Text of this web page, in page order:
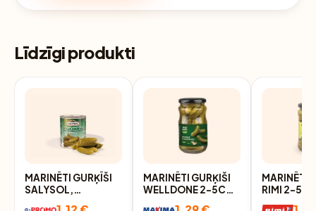
Līdzīgi produkti
MARINĒTI GURĶĪŠI
SALYSOL,
MARINĒTI GURĶIŠI
WELLDONE 2-5CM
MARINĒTI
RIMI 2-